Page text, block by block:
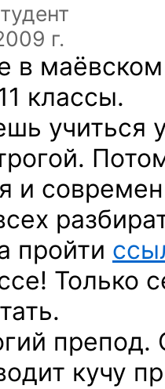
г.
в
классы.
учиться
и
пройти
Только
препод.
кучу